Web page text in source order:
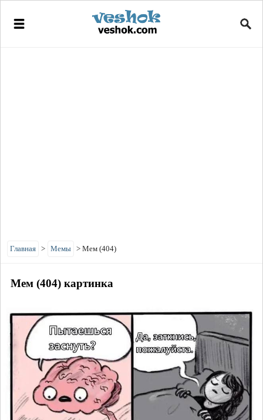
Главная > Мемы > Мем (404)
Мем (404) картинка